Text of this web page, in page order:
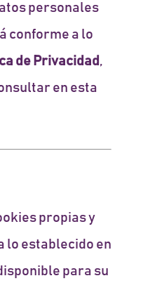
personales
conforme a lo
de Privacidad,
en esta
propias y
lo establecido en
para su